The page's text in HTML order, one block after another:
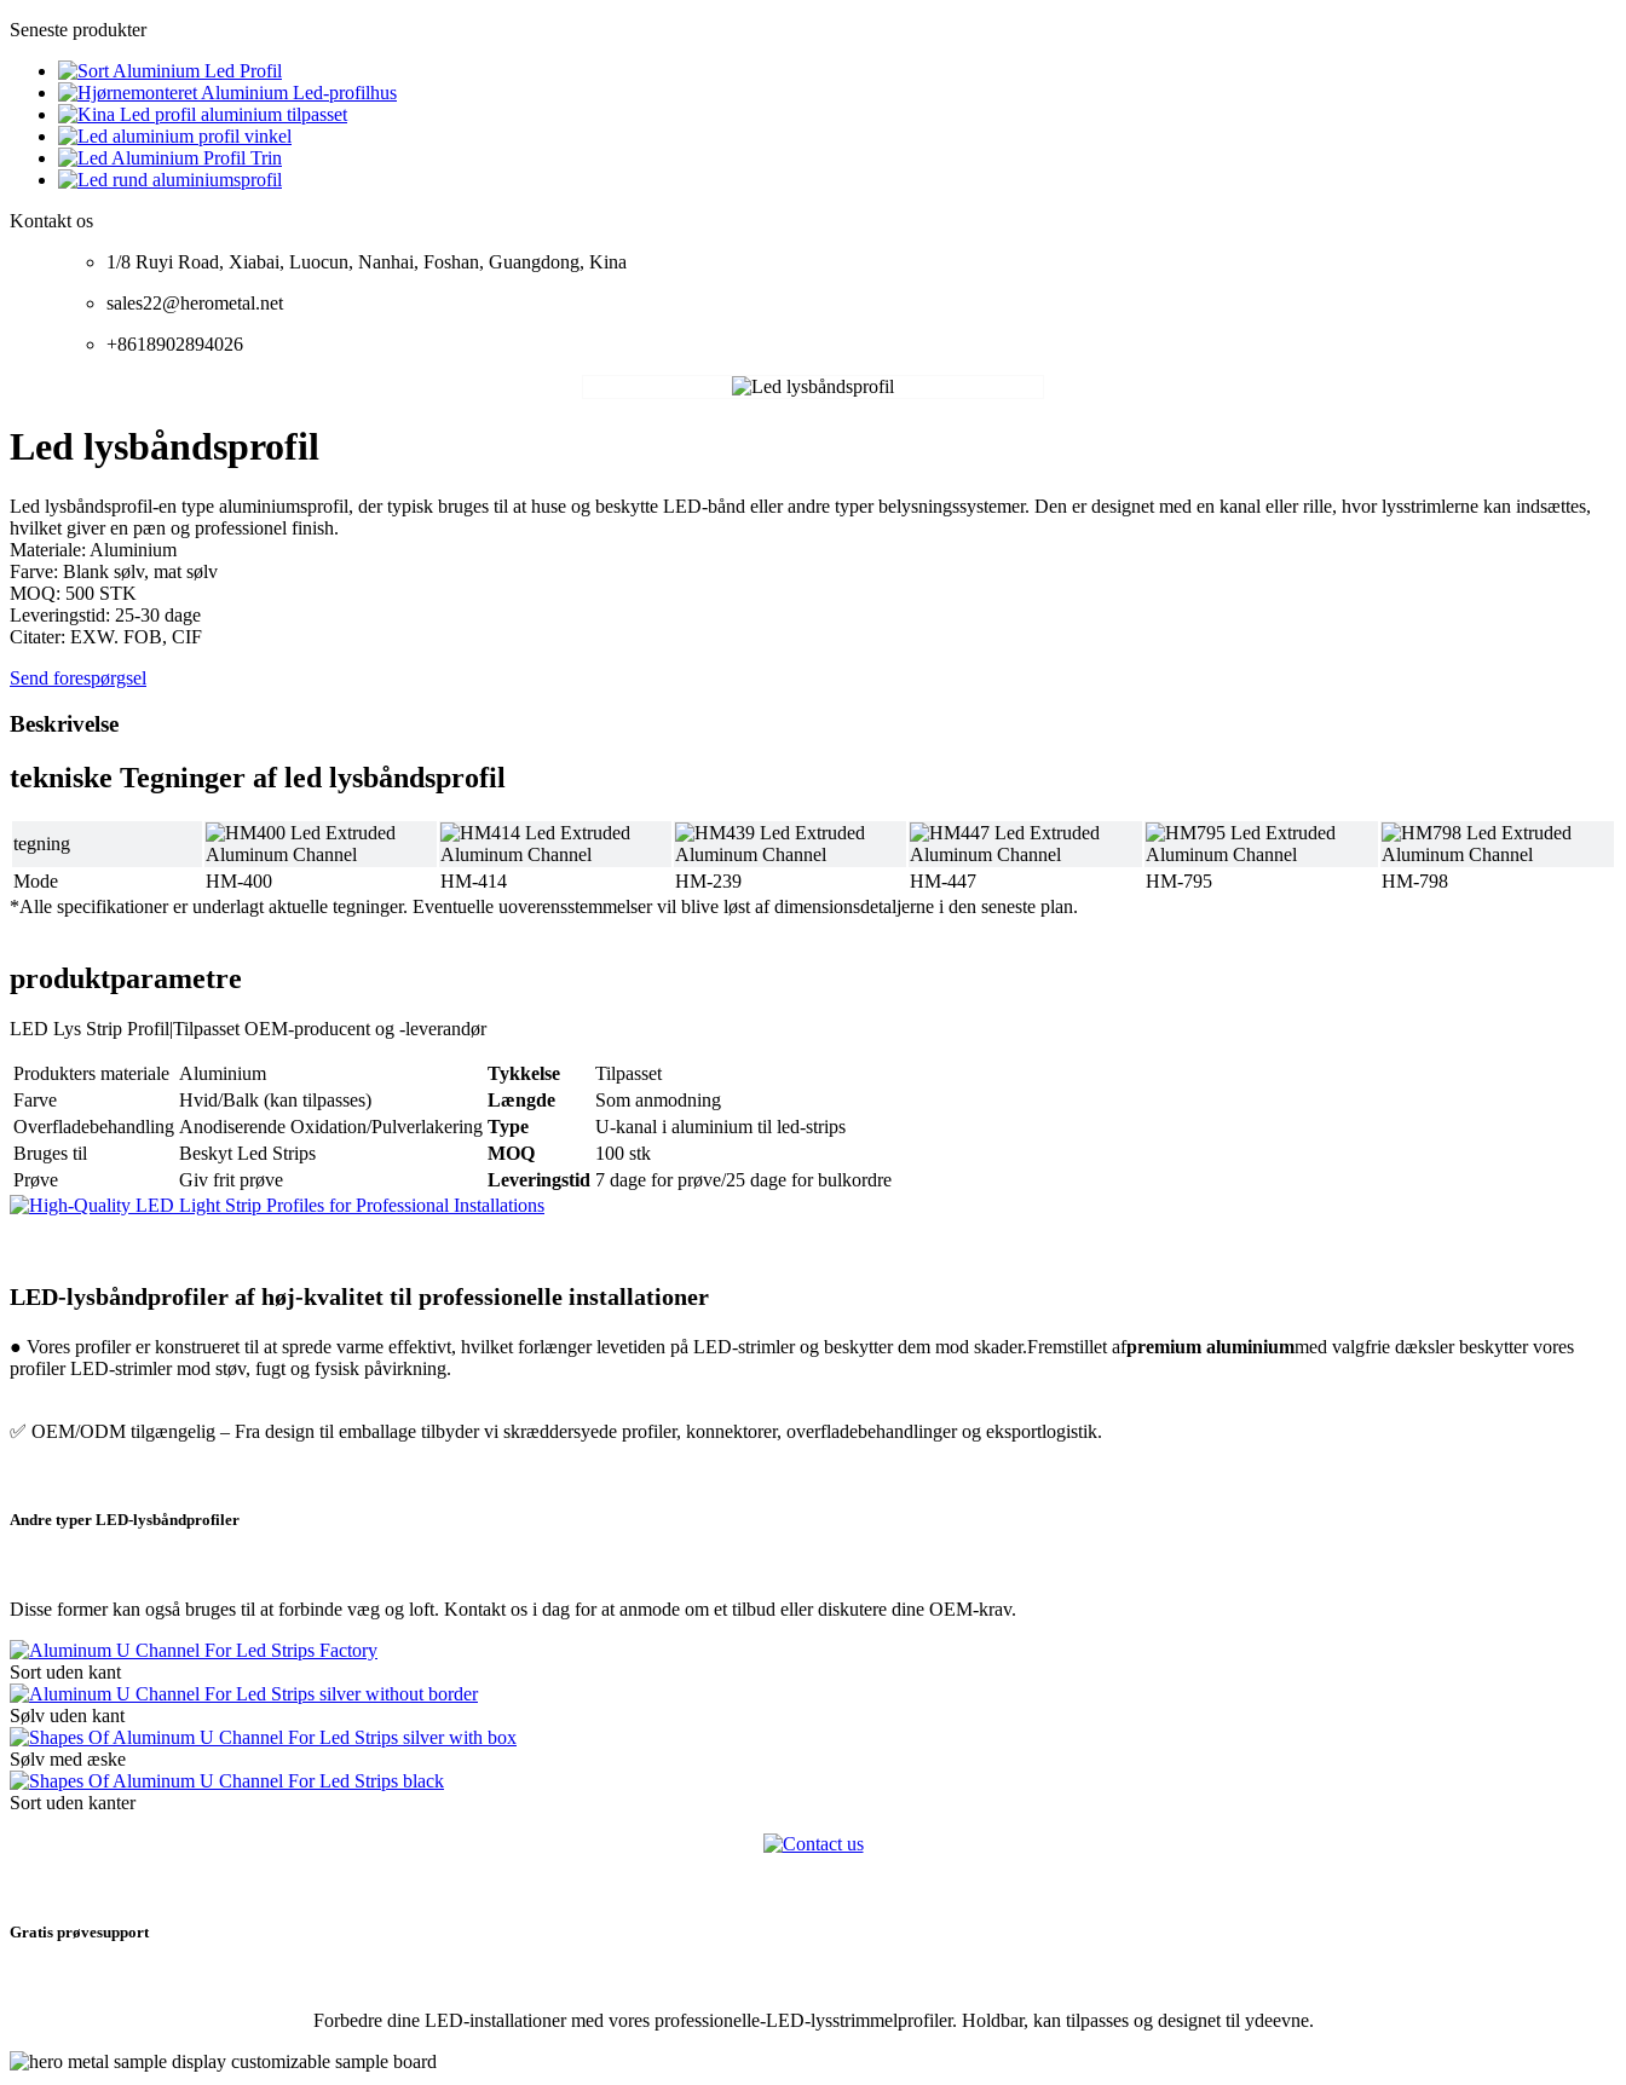
Seneste produkter
Kontakt os
1/8 Ruyi Road, Xiabai, Luocun, Nanhai, Foshan, Guangdong, Kina
sales22@herometal.net
+8618902894026
Led lysbåndsprofil
Led lysbåndsprofil-en type aluminiumsprofil, der typisk bruges til at huse og beskytte LED-bånd eller andre typer belysningssystemer. Den er designet med en kanal eller rille, hvor lysstrimlerne kan indsættes,
hvilket giver en pæn og professionel finish.
Materiale: Aluminium
Farve: Blank sølv, mat sølv
MOQ: 500 STK
Leveringstid: 25-30 dage
Citater: EXW. FOB, CIF
Send forespørgsel
Beskrivelse
tekniske Tegninger af led lysbåndsprofil
tegning
Mode
HM-400 HM-414 HM-239 HM-447 HM-795
HM-798
*Alle specifikationer er underlagt aktuelle tegninger. Eventuelle uoverensstemmelser vil blive løst af dimensionsdetaljerne i den seneste plan.
produktparametre
LED Lys Strip Profil|Tilpasset OEM-producent og -leverandør
Produkters materiale Aluminium Tykkelse
Tilpasset
Farve
Hvid/Balk (kan tilpasses) Længde
Som anmodning
Overfladebehandling Anodiserende Oxidation/Pulverlakering Type
U-kanal i aluminium til led-strips
Bruges til
Beskyt Led Strips MOQ
100 stk
Prøve
Giv frit prøve Leveringstid 7 dage for prøve/25 dage for bulkordre
LED-lysbåndprofiler af høj-kvalitet til professionelle installationer
● Vores profiler er konstrueret til at sprede varme effektivt, hvilket forlænger levetiden på LED-strimler og beskytter dem mod skader.Fremstillet afpremium aluminiummed valgfrie dæksler beskytter vores
profiler LED-strimler mod støv, fugt og fysisk påvirkning.
✅ OEM/ODM tilgængelig – Fra design til emballage tilbyder vi skræddersyede profiler, konnektorer, overfladebehandlinger og eksportlogistik.
Andre typer LED-lysbåndprofiler
Disse former kan også bruges til at forbinde væg og loft. Kontakt os i dag for at anmode om et tilbud eller diskutere dine OEM-krav.
Sort uden kant
Sølv uden kant
Sølv med æske
Sort uden kanter
Gratis prøvesupport
Forbedre dine LED-installationer med vores professionelle-LED-lysstrimmelprofiler. Holdbar, kan tilpasses og designet til ydeevne.